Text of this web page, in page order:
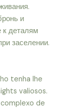
и
деталям
заселении.
tenha lhe
valiosos.
de